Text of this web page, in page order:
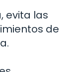
evita las
de